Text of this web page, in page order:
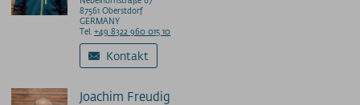
87561 Oberstdorf
GERMANY
Tel.+49 8322 960 015 10
Kontakt
Joachim Freudig